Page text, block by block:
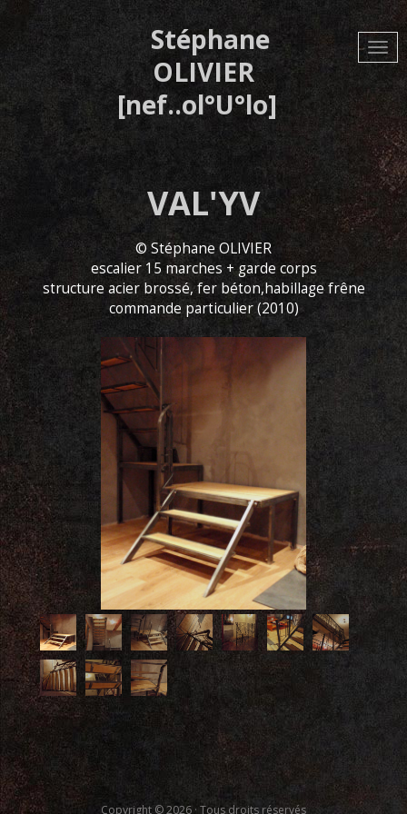
contenu
principal
Stéphane
OLIVIER
[nef..ol°U°lo]
VAL'YV
© Stéphane OLIVIER
escalier 15 marches + garde corps
structure acier brossé, fer béton,habillage frêne
commande particulier (2010)
Copyright © 2026 · Tous droits réservés